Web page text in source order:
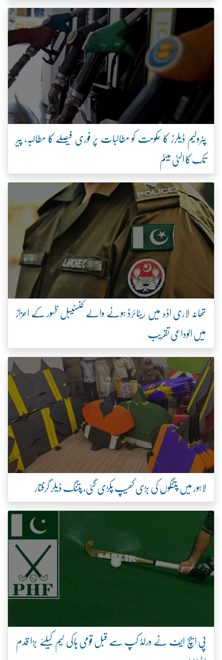
پٹرولیم ڈیلرز کا حکومت کو مطالبات پر فوری فیصلے کا مطالبہ، پیر
تک کا الٹی میٹم
تھانہ لاری اڈہ میں ریٹائرڈ ہونے والے کنسٹیبل ظہور کے اعزاز
میں الوداعی تقریب
لاہور میں پتنگوں کی بڑی کھیپ پکڑی گئی، پتنگ ڈیلر گرفتار
پی ایچ ایف نے ورلڈ کپ سے قبل قومی ہاکی ٹیم کیلئے بڑا قدم